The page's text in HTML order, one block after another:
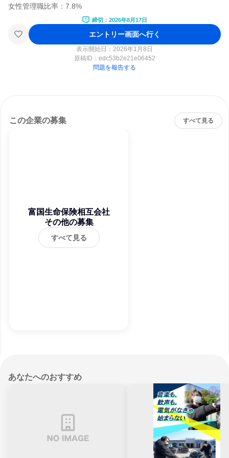
締切：2026年8月17日
エントリー画面へ行く
表示開始日：2026年1月8日
原稿ID： edc53b2e21e06452
問題を報告する
この企業の募集 すべて見る
富国生命保険相互会社
その他の募集
すべて見る
あなたへのおすすめ